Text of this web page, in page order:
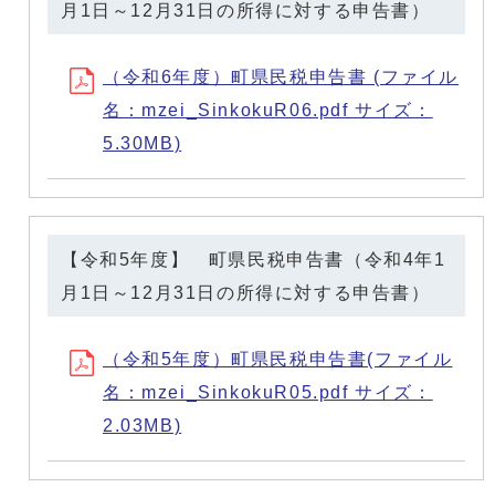
月1日～12月31日の所得に対する申告書）
（令和6年度）町県民税申告書 (ファイル
名：mzei_SinkokuR06.pdf サイズ：
5.30MB)
【令和5年度】 町県民税申告書（令和4年1
月1日～12月31日の所得に対する申告書）
（令和5年度）町県民税申告書(ファイル
名：mzei_SinkokuR05.pdf サイズ：
2.03MB)